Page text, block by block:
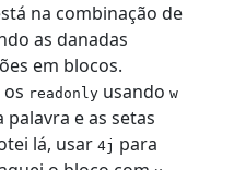
na combinação de
as danadas
em blocos.
readonly usando w
e as setas
lá, usar 4j para